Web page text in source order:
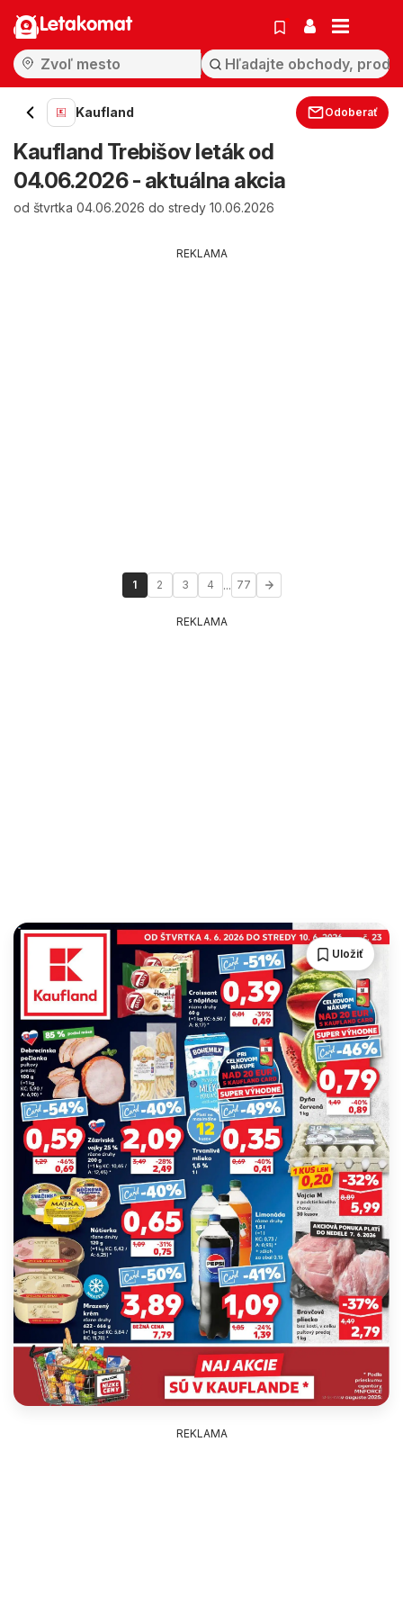
Letakomat
Kaufland Odoberať
Kaufland Trebišov leták od
04.06.2026 - aktuálna akcia
od štvrtka 04.06.2026 do stredy 10.06.2026
REKLAMA
1 2 3 4 ... 77
REKLAMA
Uložiť
REKLAMA